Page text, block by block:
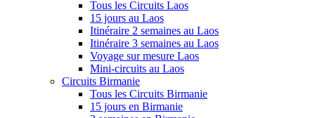
Tous les Circuits Laos
15 jours au Laos
Itinéraire 2 semaines au Laos
Itinéraire 3 semaines au Laos
Voyage sur mesure Laos
Mini-circuits au Laos
Circuits Birmanie
Tous les Circuits Birmanie
15 jours en Birmanie